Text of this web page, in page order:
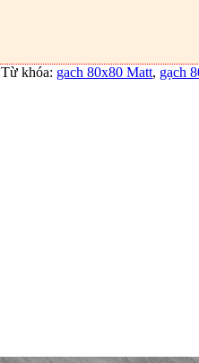
Từ khóa: gach 80x80 Matt, gạch